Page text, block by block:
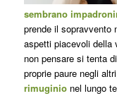
sembrano
prende il sopravvento
aspetti piacevoli
non pensare si tenta
proprie paure negli
rimuginionel lungo